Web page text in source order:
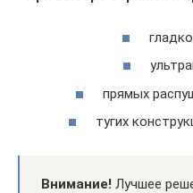
прямых
тугих
Внимание! Лучшее